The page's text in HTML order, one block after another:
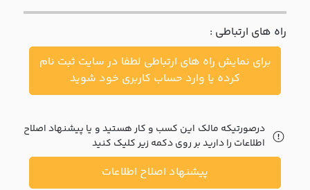
اخبار
پرسش
متداول
خواست
راه های ارتباطی :
برای نمایش راه های ارتباطی لطفا در سایت ثبت نام
کرده یا وارد حساب کاربری خود شوید
درصورتیکه مالک این کسب و کار هستید و یا پیشنهاد اصلاح
اطلاعات را دارید بر روی دکمه زیر کلیک کنید
پیشنهاد اصلاح اطلاعات